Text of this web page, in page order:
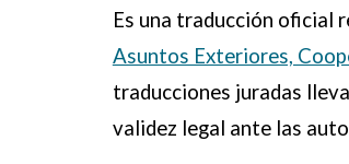
Es una traducción oficial
Asuntos Exteriores,
traducciones juradas
validez legal ante las